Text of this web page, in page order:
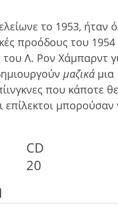
το 1953, ήταν
προόδους του 1954
του Λ. Ρον Χάμπαρντ
µαζικά µια
που κάποτε
επίλεκτοι µπορούσαν
CD
20